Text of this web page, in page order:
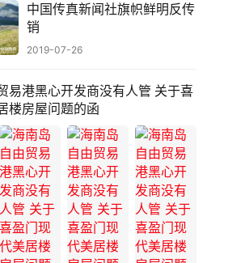
中国传真新闻社旗帜鲜明反传
销
2019-07-26
港黑心开发商没有人管 关于喜
楼房屋问题的函